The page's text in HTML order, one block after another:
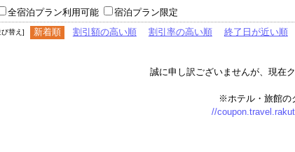
全宿泊プラン利用可能 宿泊プラン限定
替え] 新着順 割引額の高い順 割引率の高い順 終了日が近い順
誠に申し訳ございませんが、現在
※ホテル・旅館の
//